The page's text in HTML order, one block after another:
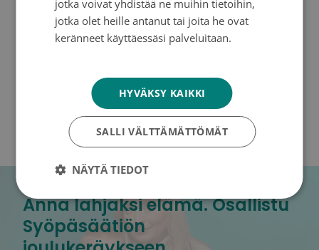
– verkossa: syopasaatio.fi
– Mobile Paylla numeroon 31150
Teksti: Carita Päivänen
Svante Gullichsen
Anna lahjaksi elämä. Osallistu
Syöpäsäätiön
jotka voivat yhdistää ne muihin tietoihin,
jotka olet heille antanut tai joita he ovat
keränneet käyttäessäsi palveluitaan.
HYVÄKSY KAIKKI
SALLI VÄLTTÄMÄTTÖMÄT
NÄYTÄ TIEDOT